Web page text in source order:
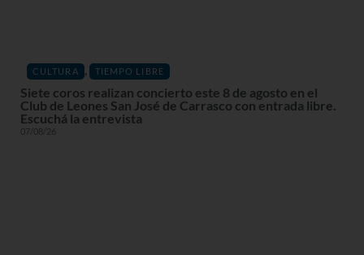
CULTURA , TIEMPO LIBRE
Siete coros realizan concierto este 8 de agosto en el
Club de Leones San José de Carrasco con entrada libre.
Escuchá la entrevista
07/08/26